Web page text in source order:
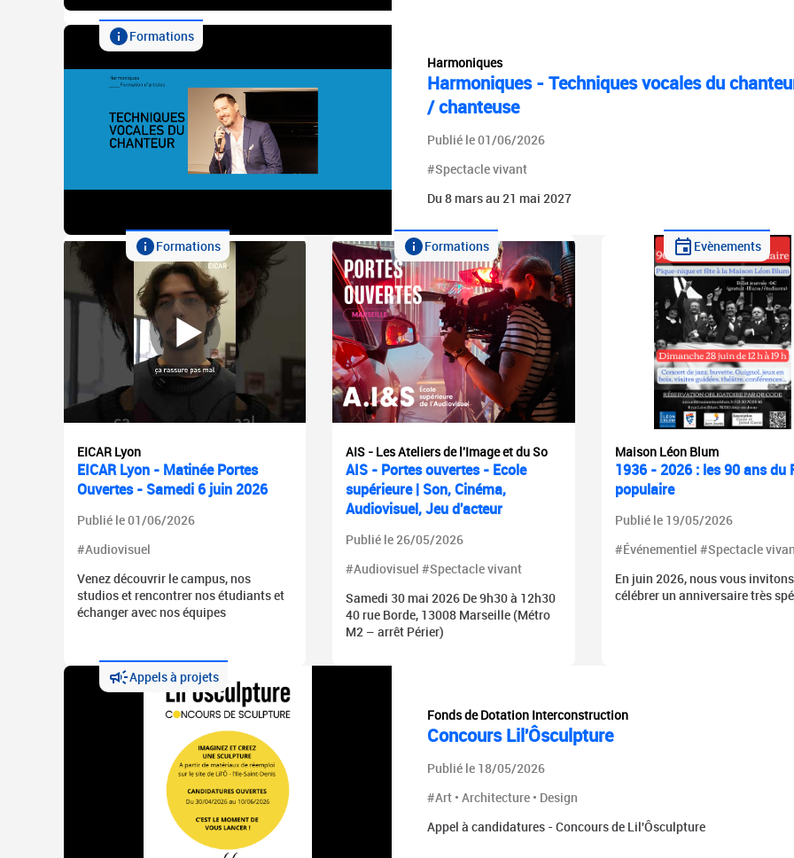
Formations
Harmoniques
Harmoniques - Techniques vocales du
/ chanteuse
Publié le 01/06/2026
#Spectacle vivant
Du 8 mars au 21 mai 2027
Formations
EICAR Lyon
EICAR Lyon - Matinée Portes
Ouvertes - Samedi 6 juin 2026
Publié le 01/06/2026
#Audiovisuel
Venez découvrir le campus, nos
studios et rencontrer nos étudiants et
échanger avec nos équipes
Formations
AIS - Les Ateliers de l'Image et du So
AIS - Portes ouvertes - Ecole
supérieure | Son, Cinéma,
Audiovisuel, Jeu d'acteur
Publié le 26/05/2026
#Audiovisuel #Spectacle vivant
Samedi 30 mai 2026 De 9h30 à 12h30
40 rue Borde, 13008 Marseille (Métro
M2 – arrêt Périer)
Evènements
Maison Léon Blum
1936 - 2026 : les 90 ans du
populaire
Publié le 19/05/2026
#Événementiel #Spectacle
En juin 2026, nous vous
célébrer un anniversaire très
Appels à projets
Fonds de Dotation Interconstruction
Concours Lil'Ôsculpture
Publié le 18/05/2026
#Art • Architecture • Design
Appel à candidatures - Concours de Lil'Ôsculpture